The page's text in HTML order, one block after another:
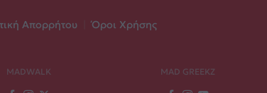
Απορρήτου Όροι Χρήσης
MADWALK MAD GREEKZ